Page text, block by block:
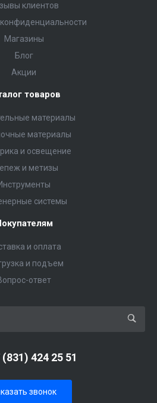
клиентов
Магазины
Блог
Акции
товаров
материалы
материалы
и освещение
и метизы
системы
и оплата
и подъем
ответ
(831) 424 25 51
звонок